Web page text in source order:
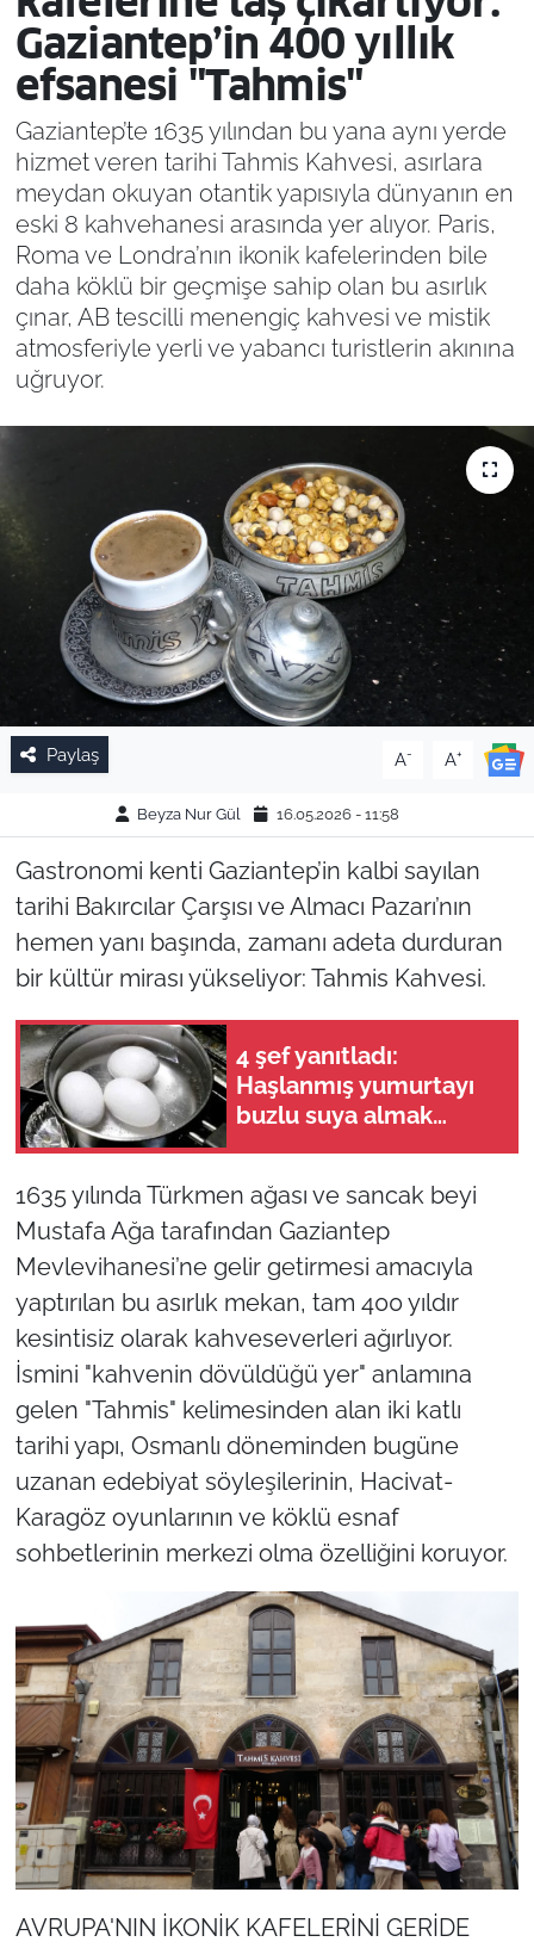
Gaziantep’in 400 yıllık
efsanesi "Tahmis"
Gaziantep’te 1635 yılından bu yana aynı yerde
hizmet veren tarihi Tahmis Kahvesi, asırlara
meydan okuyan otantik yapısıyla dünyanın en
eski 8 kahvehanesi arasında yer alıyor. Paris,
Roma ve Londra’nın ikonik kafelerinden bile
daha köklü bir geçmişe sahip olan bu asırlık
çınar, AB tescilli menengiç kahvesi ve mistik
atmosferiyle yerli ve yabancı turistlerin akınına
uğruyor.
Paylaş A- A+
Beyza Nur Gül 16.05.2026 - 11:58
Gastronomi kenti Gaziantep’in kalbi sayılan
tarihi Bakırcılar Çarşısı ve Almacı Pazarı’nın
hemen yanı başında, zamanı adeta durduran
bir kültür mirası yükseliyor: Tahmis Kahvesi.
4 şef yanıtladı:
Haşlanmış yumurtayı
buzlu suya almak
1635 yılında Türkmen ağası ve sancak beyi
Mustafa Ağa tarafından Gaziantep
Mevlevihanesi’ne gelir getirmesi amacıyla
yaptırılan bu asırlık mekan, tam 400 yıldır
kesintisiz olarak kahveseverleri ağırlıyor.
İsmini "kahvenin dövüldüğü yer" anlamına
gelen "Tahmis" kelimesinden alan iki katlı
tarihi yapı, Osmanlı döneminden bugüne
uzanan edebiyat söyleşilerinin, Hacivat-
Karagöz oyunlarının ve köklü esnaf
sohbetlerinin merkezi olma özelliğini koruyor.
AVRUPA'NIN İKONİK KAFELERİNİ GERİDE